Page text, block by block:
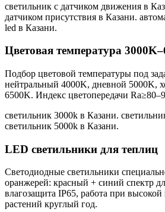
светильник с датчиком движения в
датчиком присутствия в Казани.
led в Казани.
Цветовая температура
Подбор цветовой температуры под
нейтральный 4000K, дневной 5000K,
6500K. Индекс цветопередачи
светильник 3000k в Казани.
светильник 5000k в Казани.
LED светильники для теплиц
Светодиодные светильники
оранжерей: красный + синий спектр
влагозащита IP65, работа при
растений круглый год.